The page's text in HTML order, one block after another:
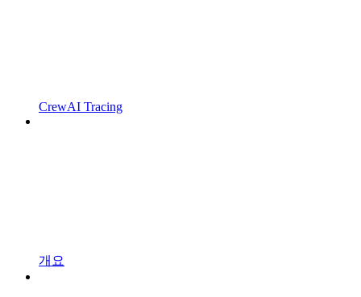
CrewAI Tracing
개요